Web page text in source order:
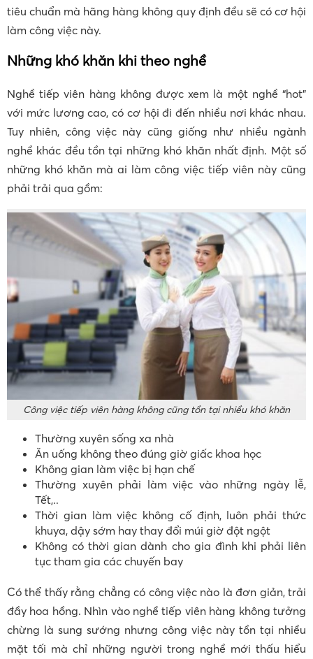
tiêu chuẩn mà hãng hàng không quy định đều sẽ có cơ hội
làm công việc này.
Những khó khăn khi theo nghề
Nghề tiếp viên hàng không được xem là một nghề “hot”
với mức lương cao, có cơ hội đi đến nhiều nơi khác nhau.
Tuy nhiên, công việc này cũng giống như nhiều ngành
nghề khác đều tồn tại những khó khăn nhất định. Một số
những khó khăn mà ai làm công việc tiếp viên này cũng
phải trải qua gồm:
Công việc tiếp viên hàng không cũng tồn tại nhiều khó khăn
Thường xuyên sống xa nhà
Ăn uống không theo đúng giờ giấc khoa học
Không gian làm việc bị hạn chế
Thường xuyên phải làm việc vào những ngày lễ,
Tết,..
Thời gian làm việc không cố định, luôn phải thức
khuya, dậy sớm hay thay đổi múi giờ đột ngột
Không có thời gian dành cho gia đình khi phải liên
tục tham gia các chuyến bay
Có thể thấy rằng chẳng có công việc nào là đơn giản, trải
đầy hoa hồng. Nhìn vào nghề tiếp viên hàng không tưởng
chừng là sung sướng nhưng công việc này tồn tại nhiều
mặt tối mà chỉ những người trong nghề mới thấu hiểu